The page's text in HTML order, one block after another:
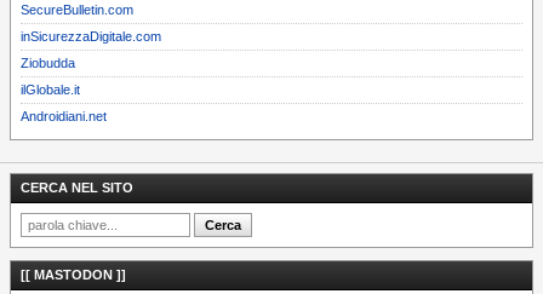
SecureBulletin.com
inSicurezzaDigitale.com
Ziobudda
ilGlobale.it
Androidiani.net
CERCA NEL SITO
[[ MASTODON ]]